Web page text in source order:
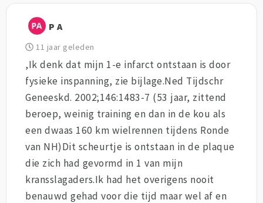
P A
11 jaar geleden
,Ik denk dat mijn 1-e infarct ontstaan is door
fysieke inspanning, zie bijlage.Ned Tijdschr
Geneeskd. 2002;146:1483-7 (53 jaar, zittend
beroep, weinig training en dan in de kou als
een dwaas 160 km wielrennen tijdens Ronde
van NH)Dit scheurtje is ontstaan in de plaque
die zich had gevormd in 1 van mijn
kransslagaders.Ik had het overigens nooit
benauwd gehad voor die tijd maar wel af en